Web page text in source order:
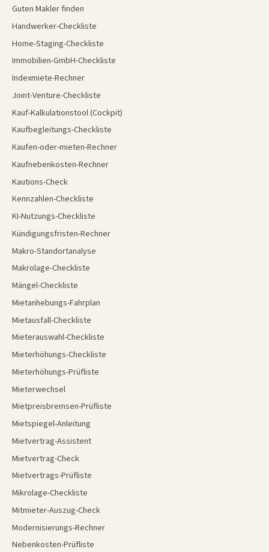
Guten Makler finden
Handwerker-Checkliste
Home-Staging-Checkliste
Immobilien-GmbH-Checkliste
Indexmiete-Rechner
Joint-Venture-Checkliste
Kauf-Kalkulationstool (Cockpit)
Kaufbegleitungs-Checkliste
Kaufen-oder-mieten-Rechner
Kaufnebenkosten-Rechner
Kautions-Check
Kennzahlen-Checkliste
KI-Nutzungs-Checkliste
Kündigungsfristen-Rechner
Makro-Standortanalyse
Makrolage-Checkliste
Mängel-Checkliste
Mietanhebungs-Fahrplan
Mietausfall-Checkliste
Mieterauswahl-Checkliste
Mieterhöhungs-Checkliste
Mieterhöhungs-Prüfliste
Mieterwechsel
Mietpreisbremsen-Prüfliste
Mietspiegel-Anleitung
Mietvertrag-Assistent
Mietvertrag-Check
Mietvertrags-Prüfliste
Mikrolage-Checkliste
Mitmieter-Auszug-Check
Modernisierungs-Rechner
Nebenkosten-Prüfliste